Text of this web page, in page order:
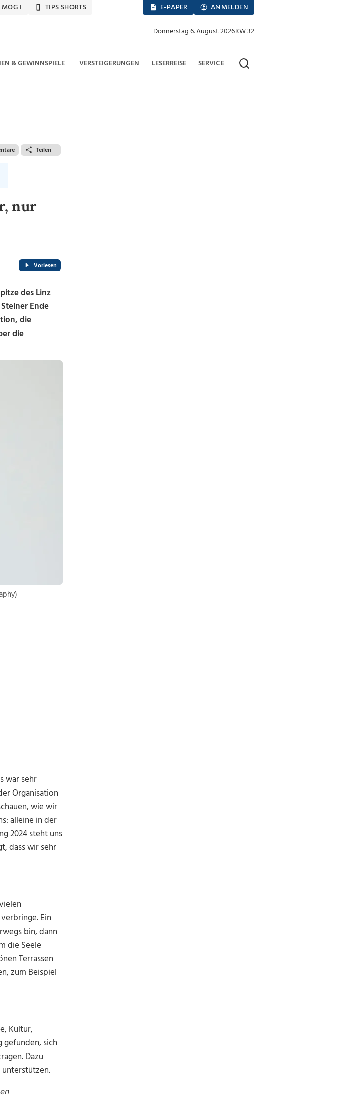
I TIPS SHORTS E-PAPER ANMELDEN
Donnerstag 6. August 2026KW 32
& GEWINNSPIELE VERSTEIGERUNGEN LESERREISE SERVICE
Teilen
nur
Vorlesen
des Linz
Ende
die
die
war sehr
Organisation
wie wir
alleine in der
2024 steht uns
dass wir sehr
Ein
bin, dann
die Seele
Terrassen
zum Beispiel
Kultur,
gefunden, sich
Dazu